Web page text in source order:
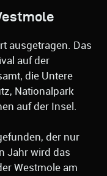
ausgetragen. Das
auf der
die Untere
Nationalpark
auf der Insel.
der nur
Jahr wird das
Westmole am